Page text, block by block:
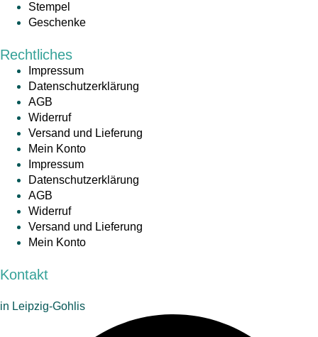
Stempel
Geschenke
Rechtliches
Impressum
Datenschutzerklärung
AGB
Widerruf
Versand und Lieferung
Mein Konto
Impressum
Datenschutzerklärung
AGB
Widerruf
Versand und Lieferung
Mein Konto
Kontakt
in Leipzig-Gohlis